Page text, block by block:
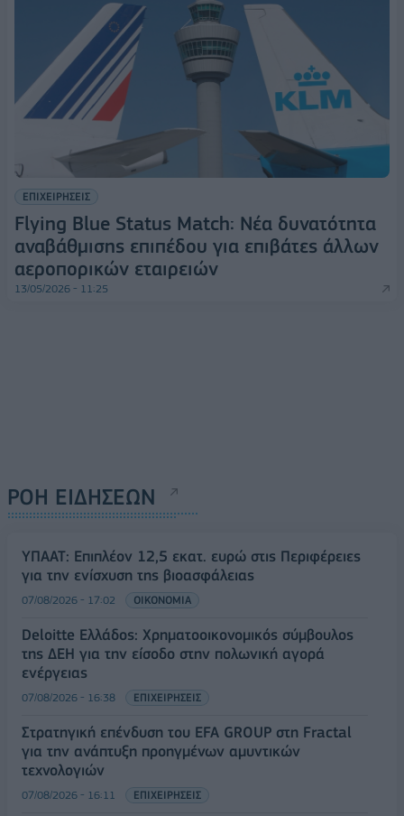
ΕΠΙΧΕΙΡΗΣΕΙΣ
Flying Blue Status Match: Νέα δυνατότητα
αναβάθμισης επιπέδου για επιβάτες άλλων
αεροπορικών εταιρειών
13/05/2026 - 11:25
ΡΟΗ ΕΙΔΗΣΕΩΝ
ΥΠΑΑΤ: Επιπλέον 12,5 εκατ. ευρώ στις Περιφέρειες
για την ενίσχυση της βιοασφάλειας
07/08/2026 - 17:02 ΟΙΚΟΝΟΜΙΑ
Deloitte Ελλάδος: Χρηματοοικονομικός σύμβουλος
της ΔΕΗ για την είσοδο στην πολωνική αγορά
ενέργειας
07/08/2026 - 16:38 ΕΠΙΧΕΙΡΗΣΕΙΣ
Στρατηγική επένδυση του EFA GROUP στη Fractal
για την ανάπτυξη προηγμένων αμυντικών
τεχνολογιών
07/08/2026 - 16:11 ΕΠΙΧΕΙΡΗΣΕΙΣ